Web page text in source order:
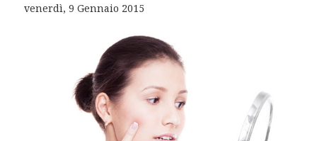
venerdì, 9 Gennaio 2015